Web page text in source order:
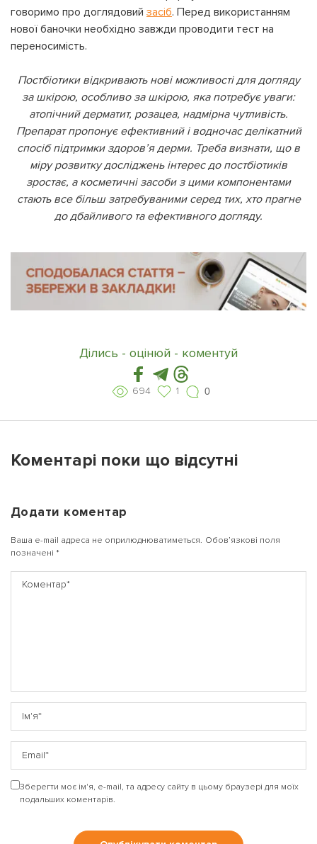
говоримо про доглядовий засіб. Перед використанням
нової баночки необхідно завжди проводити тест на
переносимість.
Постбіотики відкривають нові можливості для догляду
за шкірою, особливо за шкірою, яка потребує уваги:
атопічний дерматит, розацеа, надмірна чутливість.
Препарат пропонує ефективний і водночас делікатний
спосіб підтримки здоров’я дерми. Треба визнати, що в
міру розвитку досліджень інтерес до постбіотиків
зростає, а косметичні засоби з цими компонентами
стають все більш затребуваними серед тих, хто прагне
до дбайливого та ефективного догляду.
Ділись - оцінюй - коментуй
694 1 0
Коментарі поки що відсутні
Додати коментар
Ваша e-mail адреса не оприлюднюватиметься. Обов’язкові поля
позначені *
Зберегти моє ім'я, e-mail, та адресу сайту в цьому браузері для моїх
подальших коментарів.